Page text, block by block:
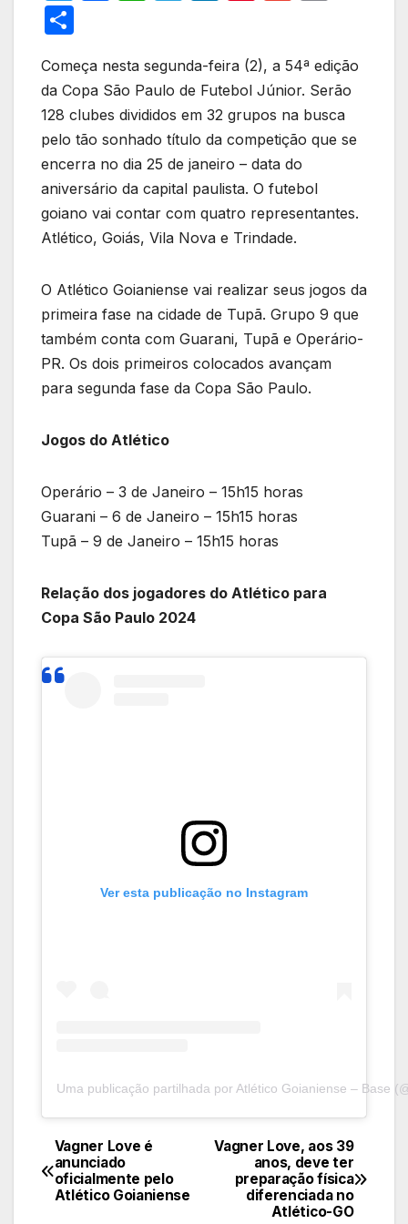
er e
b
o
o
k
s
A
p
p
gr
a
m
e
dI
n
e
st
ar
e
Começa nesta segunda-feira (2), a 54ª edição
da Copa São Paulo de Futebol Júnior. Serão
128 clubes divididos em 32 grupos na busca
pelo tão sonhado título da competição que se
encerra no dia 25 de janeiro – data do
aniversário da capital paulista. O futebol
goiano vai contar com quatro representantes.
Atlético, Goiás, Vila Nova e Trindade.
O Atlético Goianiense vai realizar seus jogos da
primeira fase na cidade de Tupã. Grupo 9 que
também conta com Guarani, Tupã e Operário-
PR. Os dois primeiros colocados avançam
para segunda fase da Copa São Paulo.
Jogos do Atlético
Operário – 3 de Janeiro – 15h15 horas
Guarani – 6 de Janeiro – 15h15 horas
Tupã – 9 de Janeiro – 15h15 horas
Relação dos jogadores do Atlético para
Copa São Paulo 2024
Ver esta publicação no Instagram
Uma publicação partilhada por Atlético Goianiense – Base
Navegação
de
Vagner Love, aos 39
anos, deve ter
preparação física
diferenciada no
Atlético-GO
Vagner Love é
anunciado
oficialmente pelo
Atlético Goianiense